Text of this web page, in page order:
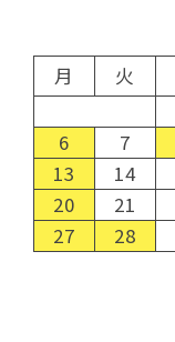
月
火
6
7
13
14
20
21
27
28